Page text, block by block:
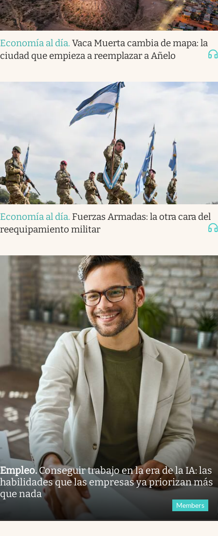
Economía al día. Vaca Muerta cambia de mapa: la
ciudad que empieza a reemplazar a Añelo
Economía al día. Fuerzas Armadas: la otra cara del
reequipamiento militar
Empleo.Conseguir trabajo en la era de la IA: las
habilidades que las empresas ya priorizan más
que nada
Members